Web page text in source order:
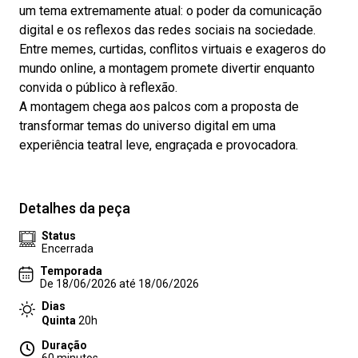
um tema extremamente atual: o poder da comunicação
digital e os reflexos das redes sociais na sociedade.
Entre memes, curtidas, conflitos virtuais e exageros do
mundo online, a montagem promete divertir enquanto
convida o público à reflexão.
A montagem chega aos palcos com a proposta de
transformar temas do universo digital em uma
experiência teatral leve, engraçada e provocadora.
Detalhes da peça
Status
Encerrada
Temporada
De 18/06/2026 até 18/06/2026
Dias
Quinta 20h
Duração